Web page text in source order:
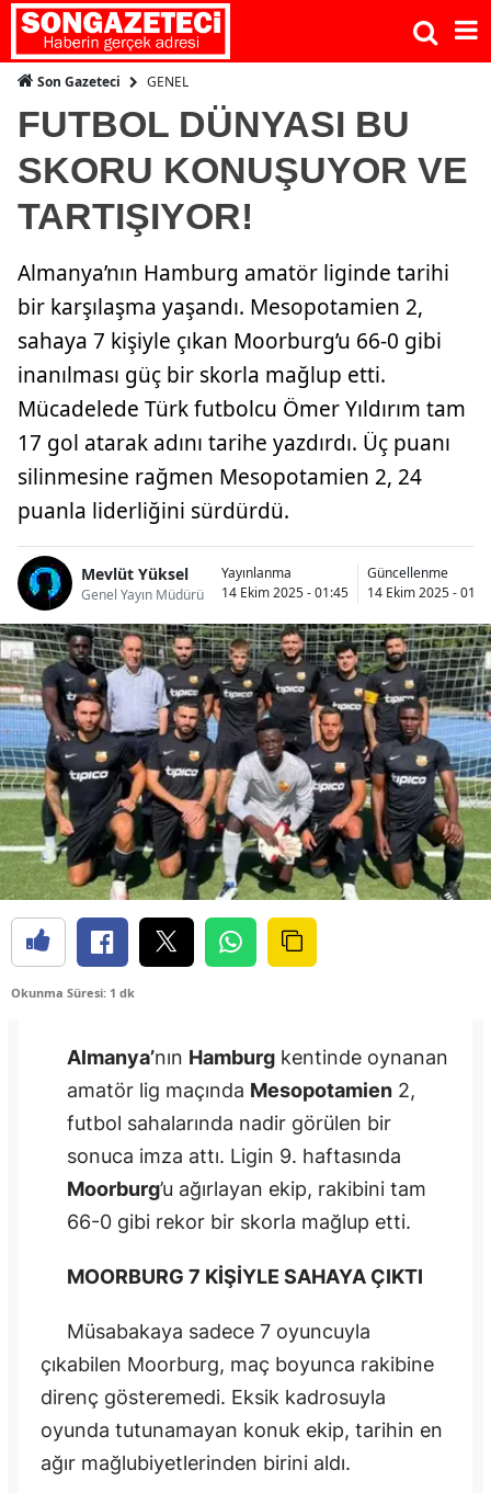
Son Gazeteci GENEL
FUTBOL DÜNYASI BU
SKORU KONUŞUYOR VE
TARTIŞIYOR!
Almanya’nın Hamburg amatör liginde tarihi
bir karşılaşma yaşandı. Mesopotamien 2,
sahaya 7 kişiyle çıkan Moorburg’u 66-0 gibi
inanılması güç bir skorla mağlup etti.
Mücadelede Türk futbolcu Ömer Yıldırım tam
17 gol atarak adını tarihe yazdırdı. Üç puanı
silinmesine rağmen Mesopotamien 2, 24
puanla liderliğini sürdürdü.
Mevlüt Yüksel
Genel Yayın Müdürü
Yayınlanma
14 Ekim 2025 - 01:45
Güncellenme
14 Ekim 2025 -
Okunma Süresi: 1 dk
Almanya’nın Hamburg kentinde oynanan
amatör lig maçında Mesopotamien 2,
futbol sahalarında nadir görülen bir
sonuca imza attı. Ligin 9. haftasında
Moorburg’u ağırlayan ekip, rakibini tam
66-0 gibi rekor bir skorla mağlup etti.
MOORBURG 7 KİŞİYLE SAHAYA ÇIKTI
Müsabakaya sadece 7 oyuncuyla
çıkabilen Moorburg, maç boyunca rakibine
direnç gösteremedi. Eksik kadrosuyla
oyunda tutunamayan konuk ekip, tarihin en
ağır mağlubiyetlerinden birini aldı.